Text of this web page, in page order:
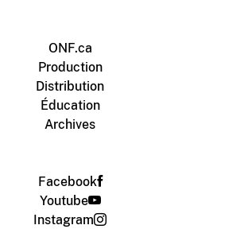
ONF.ca
Production
Distribution
Éducation
Archives
Facebook
Youtube
Instagram